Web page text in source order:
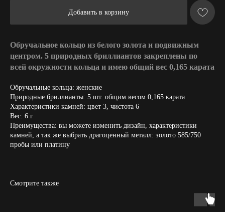
Добавить в корзину
Обручальное кольцо из белого золота и подвижным
центром. 5 природных бриллиантов закреплены по
всей окружности кольца и имею общий вес 0,165 карата
Обручальные кольца: женские
Природные бриллианты: 5 шт. общим весом 0,165 карата
Характеристики камней: цвет 3, чистота 6
Вес: 6 г
Преимущества: вы можете изменить дизайн, характеристики
камней, а так же выбрать драгоценный металл: золото 585/750
пробы или платину
Смотрите также